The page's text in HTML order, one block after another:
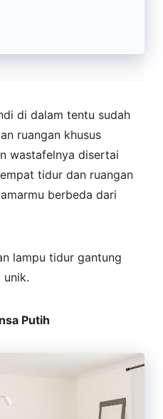
di dalam tentu sudah
ruangan khusus
wastafelnya disertai
tidur dan ruangan
berbeda dari
lampu tidur gantung
unik.
Putih